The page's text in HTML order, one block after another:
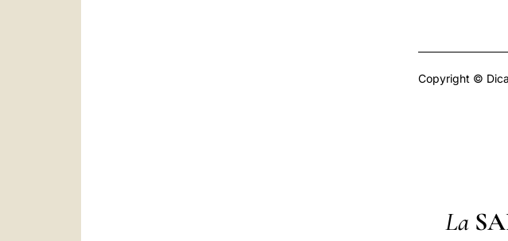
Copyright ©
La